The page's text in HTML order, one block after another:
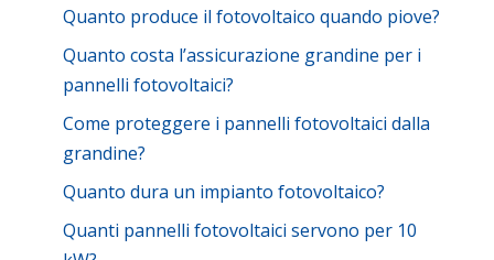
Quanto produce il fotovoltaico quando piove?
Quanto costa l’assicurazione grandine per i
pannelli fotovoltaici?
Come proteggere i pannelli fotovoltaici dalla
grandine?
Quanto dura un impianto fotovoltaico?
Quanti pannelli fotovoltaici servono per 10